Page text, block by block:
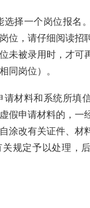
择一个岗位报名
位，请仔细阅读招
未被录用时，才可
同岗位）。
材料和系统所填
假申请材料的，一
涂改有关证件、材
规定予以处理，